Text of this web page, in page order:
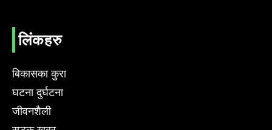
लिंकहरु
बिकासका कुरा
घटना दुर्घटना
जीवनशैली